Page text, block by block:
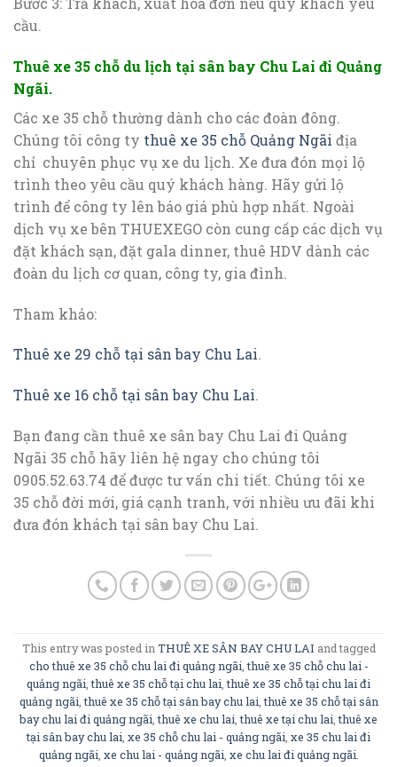
cầu.
Thuê xe 35 chỗ du lịch tại sân bay Chu Lai đi Quảng
Ngãi.
Các xe 35 chỗ thường dành cho các đoàn đông.
Chúng tôi công ty thuê xe 35 chỗ Quảng Ngãi địa
chỉ chuyên phục vụ xe du lịch. Xe đưa đón mọi lộ
trình theo yêu cầu quý khách hàng. Hãy gửi lộ
trình để công ty lên báo giá phù hợp nhất. Ngoài
dịch vụ xe bên THUEXEGO còn cung cấp các dịch vụ
đặt khách sạn, đặt gala dinner, thuê HDV dành các
đoàn du lịch cơ quan, công ty, gia đình.
Tham khảo:
Thuê xe 29 chỗ tại sân bay Chu Lai.
Thuê xe 16 chỗ tại sân bay Chu Lai.
Bạn đang cần thuê xe sân bay Chu Lai đi Quảng
Ngãi 35 chỗ hãy liên hệ ngay cho chúng tôi
0905.52.63.74 để được tư vấn chi tiết. Chúng tôi xe
35 chỗ đời mới, giá cạnh tranh, với nhiều ưu đãi khi
đưa đón khách tại sân bay Chu Lai.
This entry was posted inTHUÊ XE SÂN BAY CHU LAI and tagged
cho thuê xe 35 chỗ chu lai đi quảng ngãi,thuê xe 35 chỗ chu lai -
quảng ngãi,thuê xe 35 chỗ tại chu lai,thuê xe 35 chỗ tại chu lai đi
quảng ngãi,thuê xe 35 chỗ tại sân bay chu lai,thuê xe 35 chỗ tại sân
bay chu lai đi quảng ngãi,thuê xe chu lai,thuê xe tại chu lai,thuê xe
tại sân bay chu lai, xe 35 chỗ chu lai - quảng ngãi, xe 35 chu lai đi
quảng ngãi, xe chu lai - quảng ngãi, xe chu lai đi quảng ngãi.